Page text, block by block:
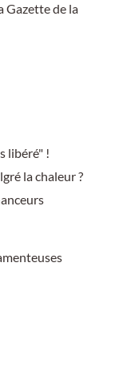
Gazette de la
libéré" !
la chaleur ?